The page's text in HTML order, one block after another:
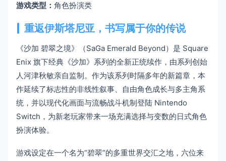
游戏类型： 角色扮演类
重返伊斯塔尼亚，书写属于你的传说
《沙加 碧翠之境》（SaGa Emerald Beyond）是 Square
Enix 旗下经典《沙加》系列的全新正统续作，由系列创始
人河津秋敏亲自监制。作为该系列时隔多年的新篇章，本
作延续了标志性的非线性叙事、自由角色成长与多主角系
统，并以现代化画面与流畅战斗机制登陆 Nintendo
Switch，为新老玩家带来一场充满选择与变数的日式角色
扮演体验。
游戏设定在一个名为“碧翠”的多重世界交汇之地，六位来